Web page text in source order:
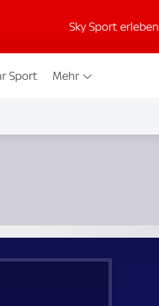
Sky Sport erleben
Sport Mehr